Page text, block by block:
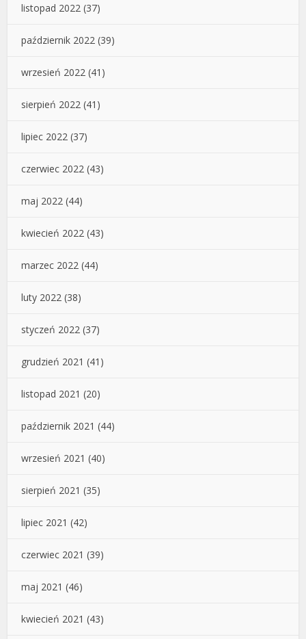
listopad 2022 (37)
październik 2022 (39)
wrzesień 2022 (41)
sierpień 2022 (41)
lipiec 2022 (37)
czerwiec 2022 (43)
maj 2022 (44)
kwiecień 2022 (43)
marzec 2022 (44)
luty 2022 (38)
styczeń 2022 (37)
grudzień 2021 (41)
listopad 2021 (20)
październik 2021 (44)
wrzesień 2021 (40)
sierpień 2021 (35)
lipiec 2021 (42)
czerwiec 2021 (39)
maj 2021 (46)
kwiecień 2021 (43)